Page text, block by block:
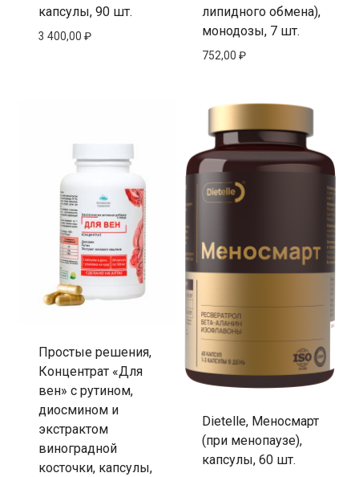
капсулы, 90 шт.
3 400,00 ₽
липидного обмена),
монодозы, 7 шт.
752,00 ₽
Простые решения,
Концентрат «Для
вен» с рутином,
диосмином и
экстрактом
виноградной
косточки, капсулы,
Dietelle, Меносмарт
(при менопаузе),
капсулы, 60 шт.